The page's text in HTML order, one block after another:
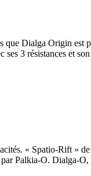
Dialga Origin est
3 résistances et
« Spatio-Rift »
Palkia-O. Dialga-